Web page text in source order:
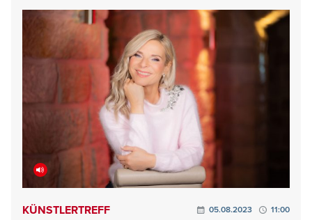
KÜNSTLERTREFF 05.08.2023 11:00